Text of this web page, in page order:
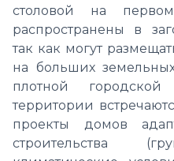
столовой на
распространены в
так как могут
на больших
плотной
территории
проекты домов
строительства